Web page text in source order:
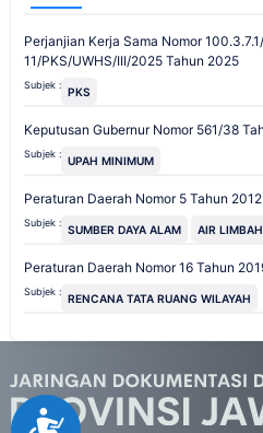
Accessibility
Perjanjian Kerja Sama Nomor
11/PKS/UWHS/III/2025 Tahun 2025
Subjek : PKS
Keputusan Gubernur Nomor 561/38
Subjek : UPAH MINIMUM
Peraturan Daerah Nomor 5 Tahun 2012
Subjek : SUMBER DAYA ALAM AIR LIMBAH
Peraturan Daerah Nomor 16 Tahun
Subjek : RENCANA TATA RUANG WILAYAH